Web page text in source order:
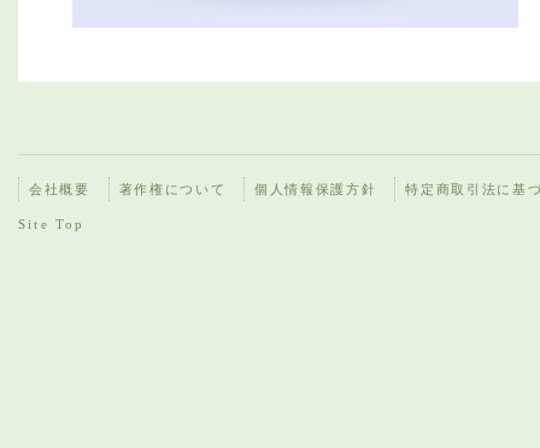
会社概要 著作権について 個人情報保護方針 特定商取引法に基
Site Top